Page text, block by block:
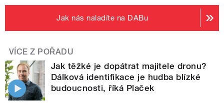
Jak nás naladíte na DABu
VÍCE Z POŘADU
Jak těžké je dopátrat majitele dronu?
Dálková identifikace je hudba blízké
budoucnosti, říká Plaček